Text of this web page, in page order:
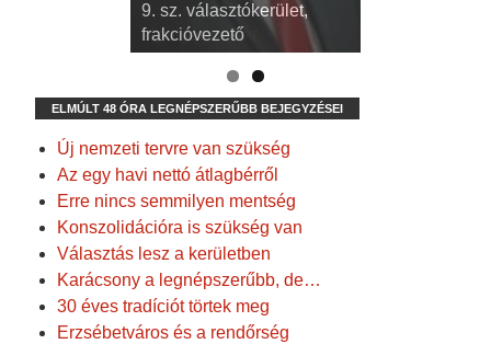
3. sz. választókerület,
alpolgármester
9. sz. választókerület,
frakcióvezető
ELMÚLT 48 ÓRA LEGNÉPSZERŰBB BEJEGYZÉSEI
Új nemzeti tervre van szükség
Az egy havi nettó átlagbérről
Erre nincs semmilyen mentség
Konszolidációra is szükség van
Választás lesz a kerületben
Karácsony a legnépszerűbb, de…
30 éves tradíciót törtek meg
Erzsébetváros és a rendőrség